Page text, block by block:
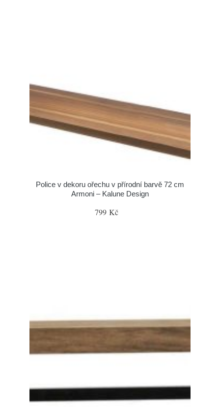
Police v dekoru ořechu v přírodní barvě 72 cm
Armoni – Kalune Design
799 Kč